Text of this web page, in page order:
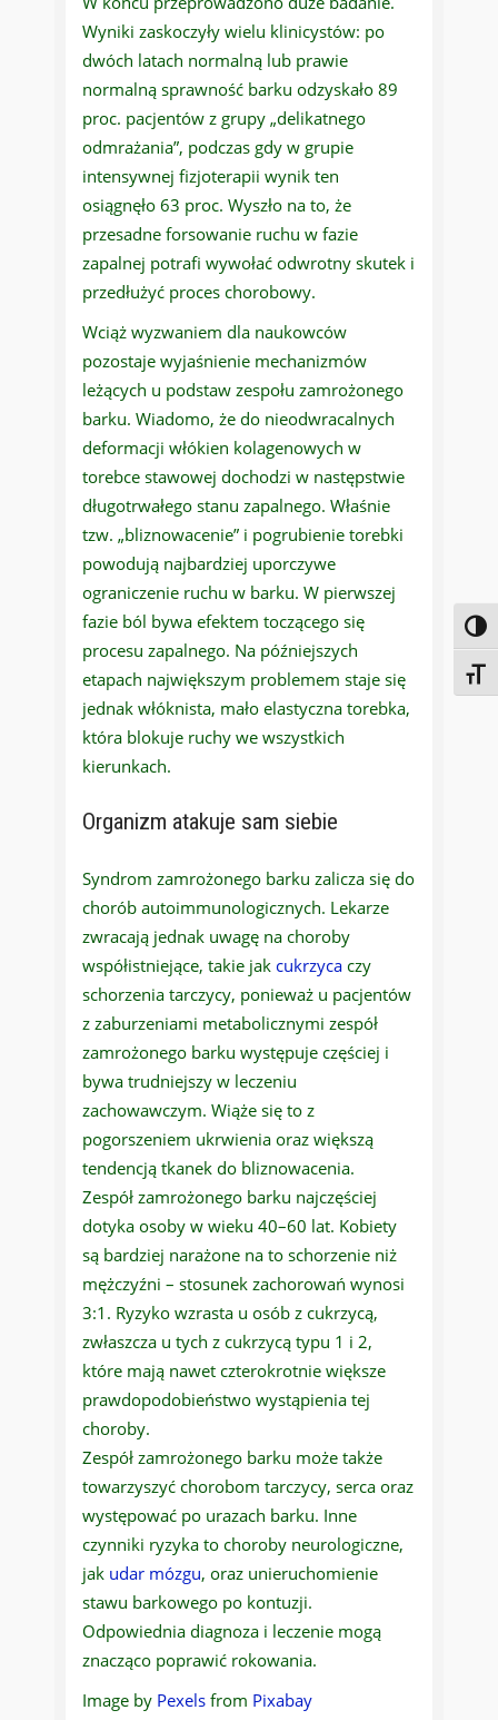
Wyniki zaskoczyły wielu klinicystów: po
dwóch latach normalną lub prawie
normalną sprawność barku odzyskało 89
proc. pacjentów z grupy „delikatnego
odmrażania”, podczas gdy w grupie
intensywnej fizjoterapii wynik ten
osiągnęło 63 proc. Wyszło na to, że
przesadne forsowanie ruchu w fazie
zapalnej potrafi wywołać odwrotny skutek i
przedłużyć proces chorobowy.
Wciąż wyzwaniem dla naukowców
pozostaje wyjaśnienie mechanizmów
leżących u podstaw zespołu zamrożonego
barku. Wiadomo, że do nieodwracalnych
deformacji włókien kolagenowych w
torebce stawowej dochodzi w następstwie
długotrwałego stanu zapalnego. Właśnie
tzw. „bliznowacenie” i pogrubienie torebki
powodują najbardziej uporczywe
ograniczenie ruchu w barku. W pierwszej
fazie ból bywa efektem toczącego się
procesu zapalnego. Na późniejszych
etapach największym problemem staje się
jednak włóknista, mało elastyczna torebka,
która blokuje ruchy we wszystkich
kierunkach.
Organizm atakuje sam siebie
Syndrom zamrożonego barku zalicza się do
chorób autoimmunologicznych. Lekarze
zwracają jednak uwagę na choroby
współistniejące, takie jak cukrzyca czy
schorzenia tarczycy, ponieważ u pacjentów
z zaburzeniami metabolicznymi zespół
zamrożonego barku występuje częściej i
bywa trudniejszy w leczeniu
zachowawczym. Wiąże się to z
pogorszeniem ukrwienia oraz większą
tendencją tkanek do bliznowacenia.
Zespół zamrożonego barku najczęściej
dotyka osoby w wieku 40–60 lat. Kobiety
są bardziej narażone na to schorzenie niż
mężczyźni – stosunek zachorowań wynosi
3:1. Ryzyko wzrasta u osób z cukrzycą,
zwłaszcza u tych z cukrzycą typu 1 i 2,
które mają nawet czterokrotnie większe
prawdopodobieństwo wystąpienia tej
choroby.
Zespół zamrożonego barku może także
towarzyszyć chorobom tarczycy, serca oraz
występować po urazach barku. Inne
czynniki ryzyka to choroby neurologiczne,
jak udar mózgu, oraz unieruchomienie
stawu barkowego po kontuzji.
Odpowiednia diagnoza i leczenie mogą
znacząco poprawić rokowania.
Image by Pexels from Pixabay